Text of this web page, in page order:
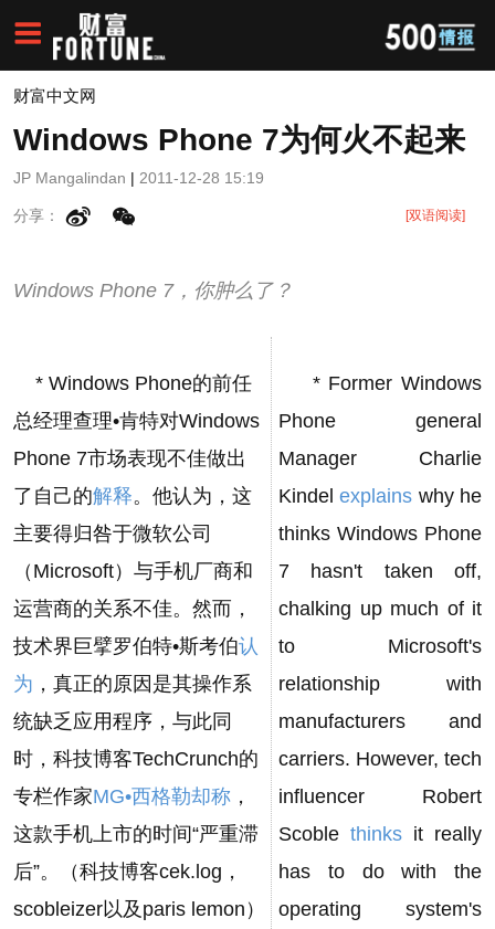
财富中文网
Windows Phone 7为何火不起来
JP Mangalindan | 2011-12-28 15:19
分享： [双语阅读]
Windows Phone 7，你肿么了？
* Windows Phone的前任
总经理查理•肯特对Windows
Phone 7市场表现不佳做出
了自己的解释。他认为，这
主要得归咎于微软公司
（Microsoft）与手机厂商和
运营商的关系不佳。然而，
技术界巨擘罗伯特•斯考伯认
为 ，真正的原因是其操作系
统缺乏应用程序，与此同
时，科技博客TechCrunch的
专栏作家MG•西格勒却称 ，
这款手机上市的时间“严重滞
后”。（科技博客cek.log，
scobleizer以及paris lemon）
* Former Windows
Phone general
Manager Charlie
Kindelexplains why he
thinks Windows Phone
7 hasn't taken off,
chalking up much of it
to Microsoft's
relationship with
manufacturers and
carriers. However, tech
influencer Robert
Scoble thinks it really
has to do with the
operating system's